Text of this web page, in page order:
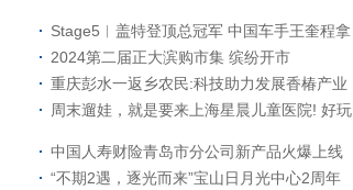
Stage5︱盖特登顶总冠军 中国车手王奎程拿
2024第二届正大滨购市集 缤纷开市
重庆彭水一返乡农民:科技助力发展香椿产业
周末遛娃，就是要来上海星晨儿童医院! 好玩
中国人寿财险青岛市分公司新产品火爆上线
“不期2遇，逐光而来”宝山日月光中心2周年